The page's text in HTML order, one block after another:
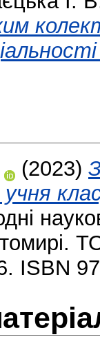
(2023)
ISBN